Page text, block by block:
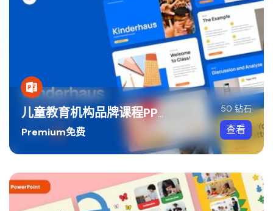
儿童教育机构品牌课程PPT模板
Premium免费
50 钻石
查看